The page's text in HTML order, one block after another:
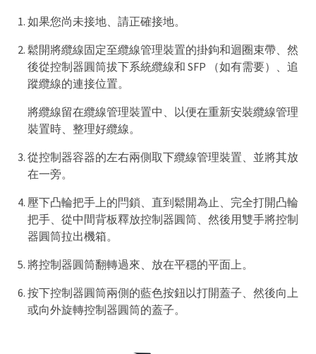
如果您尚未接地、請正確接地。
鬆開將纜線固定至纜線管理裝置的掛鉤和迴圈束帶、然
後從控制器圓筒拔下系統纜線和 SFP （如有需要）、追
蹤纜線的連接位置。
將纜線留在纜線管理裝置中、以便在重新安裝纜線管理
裝置時、整理好纜線。
從控制器容器的左右兩側取下纜線管理裝置、並將其放
在一旁。
壓下凸輪把手上的閂鎖、直到鬆開為止、完全打開凸輪
把手、從中間背板釋放控制器圓筒、然後用雙手將控制
器圓筒拉出機箱。
將控制器圓筒翻轉過來、放在平穩的平面上。
按下控制器圓筒兩側的藍色按鈕以打開蓋子、然後向上
或向外旋轉控制器圓筒的蓋子。